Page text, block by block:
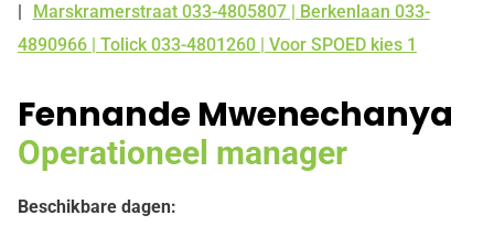
Tel:
Marskramerstraat 033-4805807 | Berkenlaan 033-
4890966 | Tolick 033-4801260 | Voor SPOED kies 1
Fennande Mwenechanya
Operationeel manager
Beschikbare dagen: